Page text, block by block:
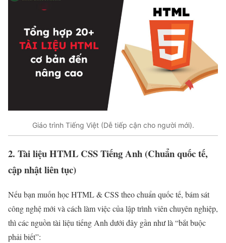
Giáo trình Tiếng Việt (Dễ tiếp cận cho người mới).
2. Tài liệu HTML CSS Tiếng Anh (Chuẩn quốc tế,
cập nhật liên tục)
Nếu bạn muốn học HTML & CSS theo chuẩn quốc tế, bám sát
công nghệ mới và cách làm việc của lập trình viên chuyên nghiệp,
thì các nguồn tài liệu tiếng Anh dưới đây gần như là “bắt buộc
phải biết”: